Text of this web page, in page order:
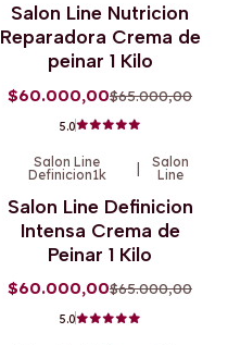
Salon Line Nutricion
Reparadora Crema de
peinar 1 Kilo
$60.000,00$65.000,00
5.0
-8%OFF
Salon Line
Definicion1k
|
Salon
Line
Salon Line Definicion
Intensa Crema de
Peinar 1 Kilo
$60.000,00$65.000,00
5.0